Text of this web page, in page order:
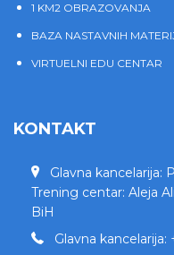
1 KM2 OBRAZOVANJA
BAZA NASTAVNIH
VIRTUELNI EDU CENTAR
KONTAKT
Glavna kancelarija:
Trening centar: Aleja
BiH
Glavna kancelarija: